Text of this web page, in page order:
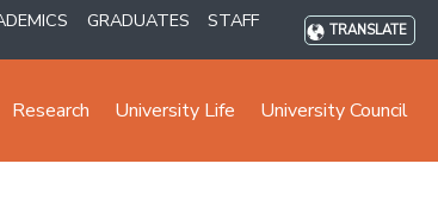
GRADUATES STAFF TRANSLATE
Research University Life University Council